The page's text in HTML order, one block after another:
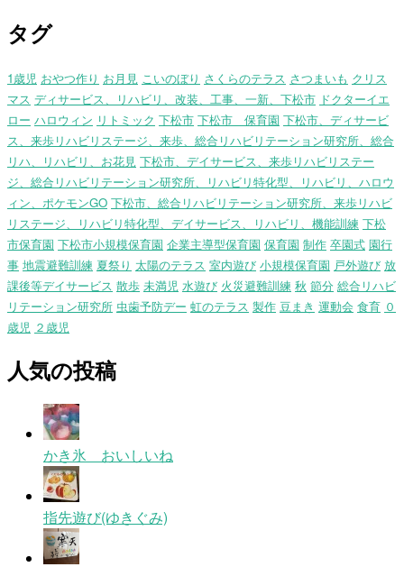
タグ
1歳児 おやつ作り お月見 こいのぼり さくらのテラス さつまいも クリス
マス ディサービス、リハビリ、改装、工事、一新、下松市 ドクターイエ
ロー ハロウィン リトミック 下松市 下松市 保育園 下松市、ディサービ
ス、来歩リハビリステージ、来歩、総合リハビリテーション研究所、総合
リハ、リハビリ、お花見 下松市、デイサービス、来歩リハビリステー
ジ、総合リハビリテーション研究所、リハビリ特化型、リハビリ、ハロウ
ィン、ポケモンGO 下松市、総合リハビリテーション研究所、来歩リハビ
リステージ、リハビリ特化型、デイサービス、リハビリ、機能訓練 下松
市保育園 下松市小規模保育園 企業主導型保育園 保育園 制作 卒園式 園行
事 地震避難訓練 夏祭り 太陽のテラス 室内遊び 小規模保育園 戸外遊び 放
課後等デイサービス 散歩 未満児 水遊び 火災避難訓練 秋 節分 総合リハビ
リテーション研究所 虫歯予防デー 虹のテラス 製作 豆まき 運動会 食育 ０
歳児 ２歳児
人気の投稿
かき氷 おいしいね
指先遊び(ゆきぐみ)